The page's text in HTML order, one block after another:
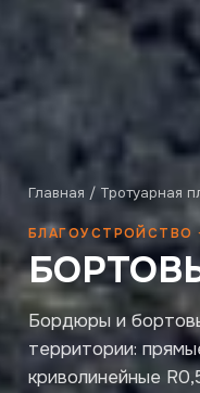
Главная / Тротуарная
БЛАГОУСТРОЙСТВО
Бордюры и
территории:
криволинейные